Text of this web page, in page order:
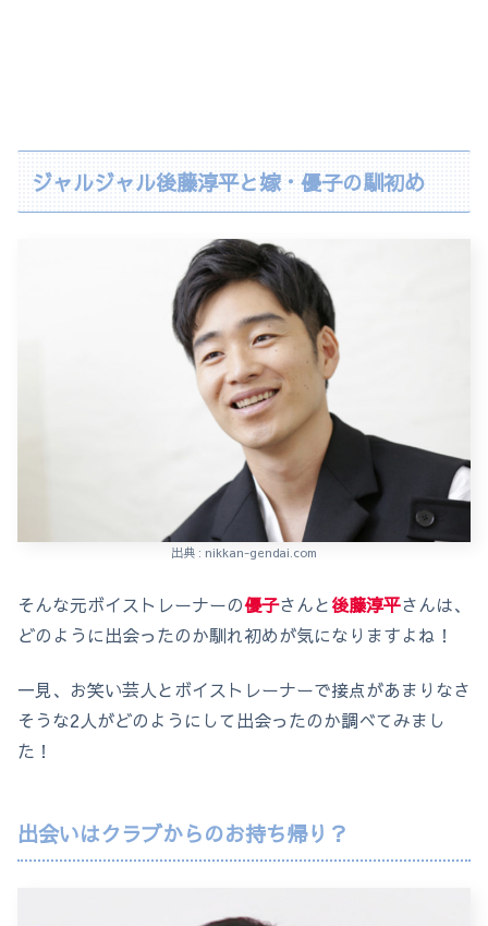
ジャルジャル後藤淳平と嫁・優子の馴初め
出典 : nikkan-gendai.com
そんな元ボイストレーナーの優子さんと後藤淳平さんは、
どのように出会ったのか馴れ初めが気になりますよね！
一見、お笑い芸人とボイストレーナーで接点があまりなさ
そうな2人がどのようにして出会ったのか調べてみまし
た！
出会いはクラブからのお持ち帰り？